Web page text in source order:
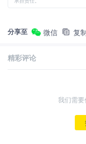
分享至 微信 复
精彩评论
我们需